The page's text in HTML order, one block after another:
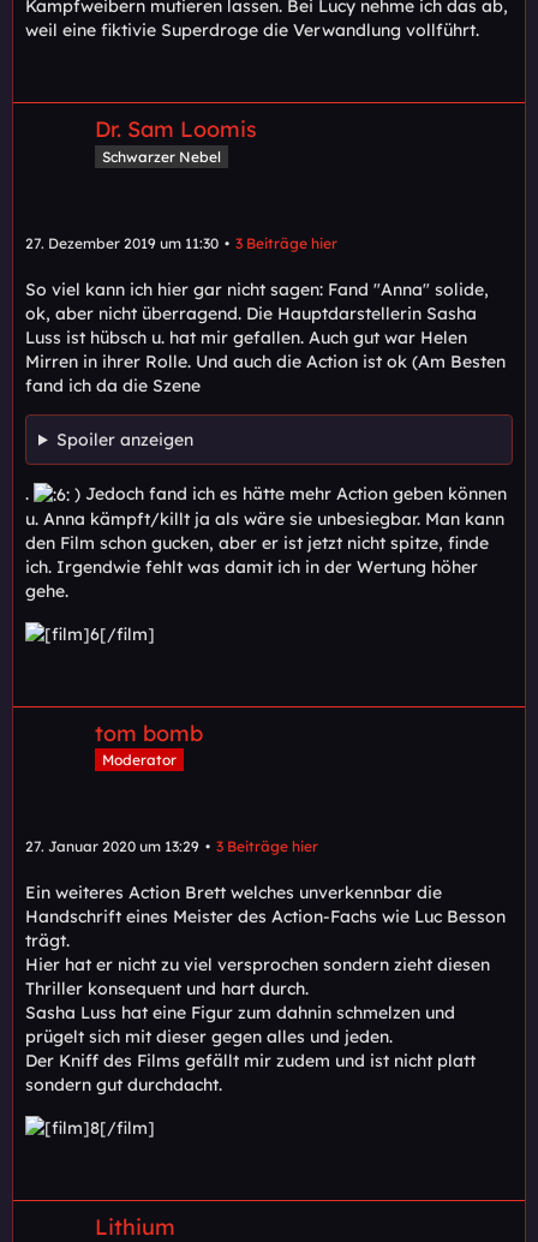
Kampfweibern mutieren lassen. Bei Lucy nehme ich das ab,
weil eine fiktivie Superdroge die Verwandlung vollführt.
Dr. Sam Loomis
Schwarzer Nebel
27. Dezember 2019 um 11:30 3 Beiträge hier
So viel kann ich hier gar nicht sagen: Fand "Anna" solide,
ok, aber nicht überragend. Die Hauptdarstellerin Sasha
Luss ist hübsch u. hat mir gefallen. Auch gut war Helen
Mirren in ihrer Rolle. Und auch die Action ist ok (Am Besten
fand ich da die Szene
Spoiler anzeigen
.
) Jedoch fand ich es hätte mehr Action geben können
u. Anna kämpft/killt ja als wäre sie unbesiegbar. Man kann
den Film schon gucken, aber er ist jetzt nicht spitze, finde
ich. Irgendwie fehlt was damit ich in der Wertung höher
gehe.
tom bomb
Moderator
27. Januar 2020 um 13:29 3 Beiträge hier
Ein weiteres Action Brett welches unverkennbar die
Handschrift eines Meister des Action-Fachs wie Luc Besson
trägt.
Hier hat er nicht zu viel versprochen sondern zieht diesen
Thriller konsequent und hart durch.
Sasha Luss hat eine Figur zum dahnin schmelzen und
prügelt sich mit dieser gegen alles und jeden.
Der Kniff des Films gefällt mir zudem und ist nicht platt
sondern gut durchdacht.
Lithium